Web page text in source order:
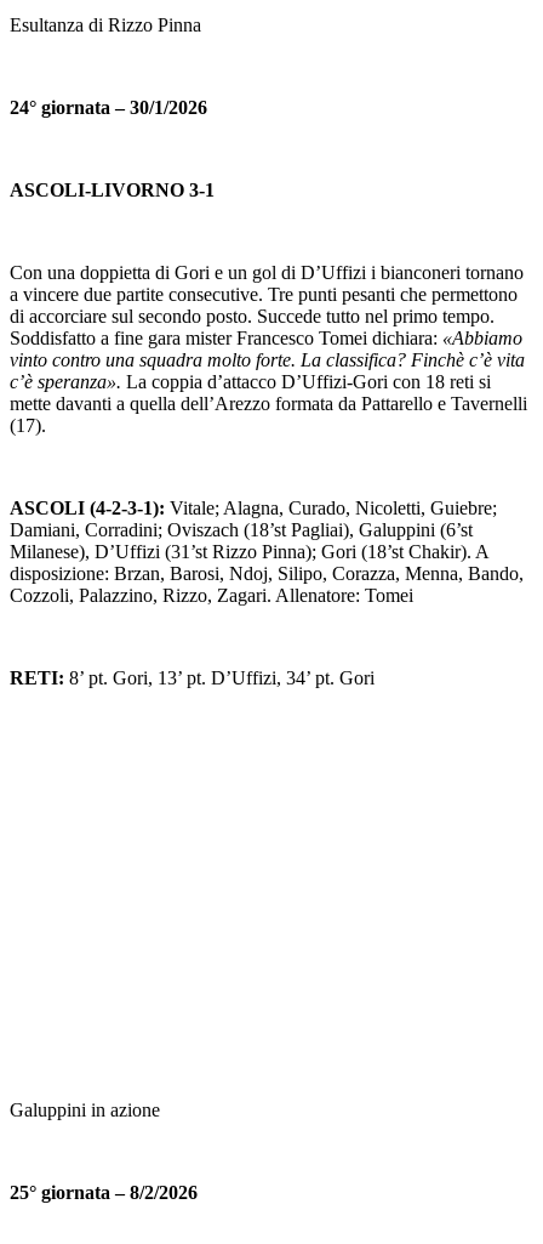
Esultanza di Rizzo Pinna
24° giornata – 30/1/2026
ASCOLI-LIVORNO 3-1
Con una doppietta di Gori e un gol di D’Uffizi i bianconeri tornano
a vincere due partite consecutive. Tre punti pesanti che permettono
di accorciare sul secondo posto. Succede tutto nel primo tempo.
Soddisfatto a fine gara mister Francesco Tomei dichiara: «Abbiamo
vinto contro una squadra molto forte. La classifica? Finchè c’è vita
c’è speranza». La coppia d’attacco D’Uffizi-Gori con 18 reti si
mette davanti a quella dell’Arezzo formata da Pattarello e Tavernelli
(17).
ASCOLI (4-2-3-1): Vitale; Alagna, Curado, Nicoletti, Guiebre;
Damiani, Corradini; Oviszach (18’st Pagliai), Galuppini (6’st
Milanese), D’Uffizi (31’st Rizzo Pinna); Gori (18’st Chakir). A
disposizione: Brzan, Barosi, Ndoj, Silipo, Corazza, Menna, Bando,
Cozzoli, Palazzino, Rizzo, Zagari. Allenatore: Tomei
RETI: 8’ pt. Gori, 13’ pt. D’Uffizi, 34’ pt. Gori
Galuppini in azione
25° giornata – 8/2/2026